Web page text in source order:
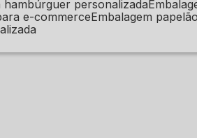
hambúrguer personalizada
e-commerce embalagem